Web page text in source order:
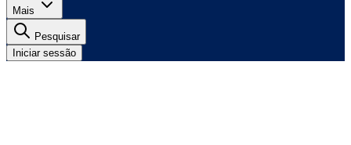
Mais
Pesquisar
Iniciar sessão